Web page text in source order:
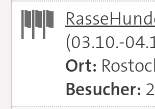
(03.10.-
Ort:
Besucher: